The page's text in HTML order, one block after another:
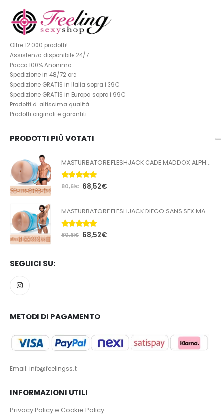
Oltre 12.000 prodotti!
Assistenza disponibile 24/7
Pacco 100% Anonimo
Spedizione in 48/72 ore
Spedizione GRATIS in Italia sopra i 39€
Spedizione GRATIS in Europa sopra i 99€
Prodotti di altissima qualità
Prodotti originali e garantiti
PRODOTTI PIÙ VOTATI
MASTURBATORE FLESHJACK CADE MADDOX ALPHA BUTT
5.00Su 5
80,61€ 68,52€
MASTURBATORE FLESHJACK DIEGO SANS SEX MACHINE BUTT
5.00Su 5
80,61€ 68,52€
SEGUICI SU:
METODI DI PAGAMENTO
Email: info@feelingss.it
INFORMAZIONI UTILI
Privacy Policy e Cookie Policy